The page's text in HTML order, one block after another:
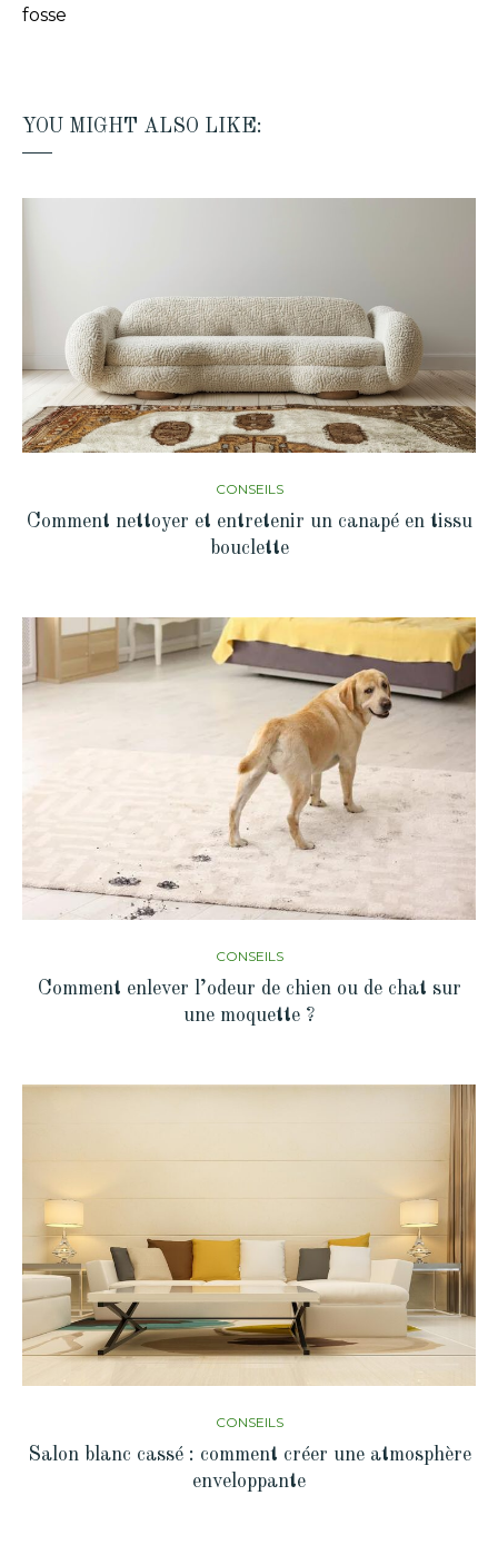
fosse
YOU MIGHT ALSO LIKE:
CONSEILS
Comment nettoyer et entretenir un canapé en tissu
bouclette
CONSEILS
Comment enlever l’odeur de chien ou de chat sur
une moquette ?
CONSEILS
Salon blanc cassé : comment créer une atmosphère
enveloppante